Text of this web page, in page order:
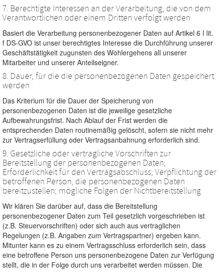
7. Berechtigte Interessen an der Verarbeitung, die von dem
Verantwortlichen oder einem Dritten verfolgt werden
Basiert die Verarbeitung personenbezogener Daten auf Artikel 6 I lit.
f DS-GVO ist unser berechtigtes Interesse die Durchführung unserer
Geschäftstätigkeit zugunsten des Wohlergehens all unserer
Mitarbeiter und unserer Anteilseigner.
8. Dauer, für die die personenbezogenen Daten gespeichert
werden
Das Kriterium für die Dauer der Speicherung von
personenbezogenen Daten ist die jeweilige gesetzliche
Aufbewahrungsfrist. Nach Ablauf der Frist werden die
entsprechenden Daten routinemäßig gelöscht, sofern sie nicht mehr
zur Vertragserfüllung oder Vertragsanbahnung erforderlich sind.
9. Gesetzliche oder vertragliche Vorschriften zur
Bereitstellung der personenbezogenen Daten;
Erforderlichkeit für den Vertragsabschluss; Verpflichtung der
betroffenen Person, die personenbezogenen Daten
bereitzustellen; mögliche Folgen der Nichtbereitstellung
Wir klären Sie darüber auf, dass die Bereitstellung
personenbezogener Daten zum Teil gesetzlich vorgeschrieben ist
(z.B. Steuervorschriften) oder sich auch aus vertraglichen
Regelungen (z.B. Angaben zum Vertragspartner) ergeben kann.
Mitunter kann es zu einem Vertragsschluss erforderlich sein, dass
eine betroffene Person uns personenbezogene Daten zur Verfügung
stellt, die in der Folge durch uns verarbeitet werden müssen. Die